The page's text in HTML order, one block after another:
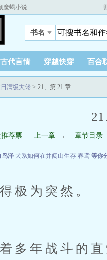
魔蝎小说
书名
古代言情 穿越快穿 百合
满级大佬 > 21、第 21 章
荐票 上一章 ← 章节目录
鸟泽 犬系如何在井闼山生存 春鸢 等你
为突然。
年战斗的直